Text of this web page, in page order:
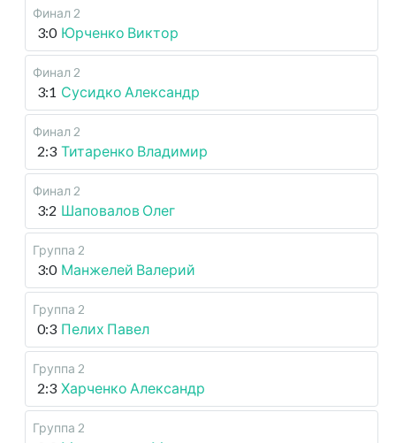
Финал 2
3:0 Юрченко Виктор
Финал 2
3:1 Сусидко Александр
Финал 2
2:3 Титаренко Владимир
Финал 2
3:2 Шаповалов Олег
Группа 2
3:0 Манжелей Валерий
Группа 2
0:3 Пелих Павел
Группа 2
2:3 Харченко Александр
Группа 2